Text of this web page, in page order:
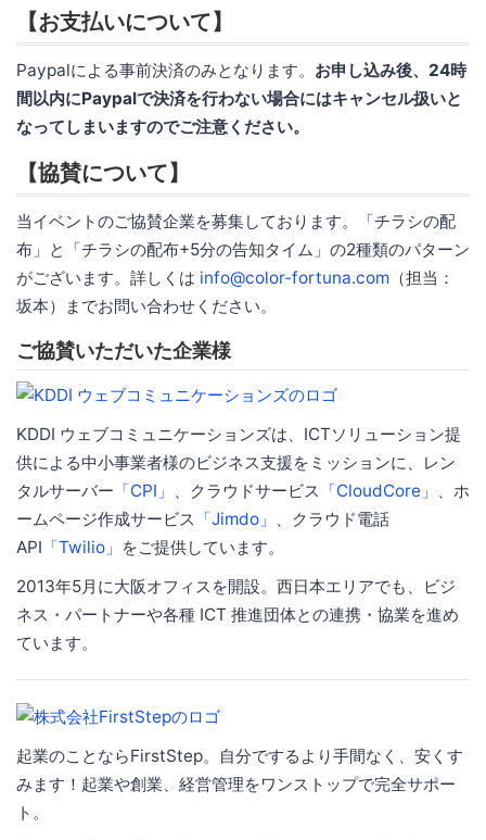
【お支払いについて】
Paypalによる事前決済のみとなります。 お申し込み後、24時
間以内にPaypalで決済を行わない場合にはキャンセル扱いと
なってしまいますのでご注意ください。
【協賛について】
当イベントのご協賛企業を募集しております。「チラシの配
布」と「チラシの配布+5分の告知タイム」の2種類のパターン
がございます。詳しくは info@color-fortuna.com （担当：
坂本）までお問い合わせください。
ご協賛いただいた企業様
KDDI ウェブコミュニケーションズは、ICTソリューション提
供による中小事業者様のビジネス支援をミッションに、レン
タルサーバー 「CPI」 、クラウドサービス 「CloudCore」 、ホ
ームページ作成サービス 「Jimdo」 、クラウド電話
API 「Twilio」 をご提供しています。
2013年5月に大阪オフィスを開設。西日本エリアでも、ビジ
ネス・パートナーや各種 ICT 推進団体との連携・協業を進め
ています。
起業のことならFirstStep。自分でするより手間なく、安くす
みます！起業や創業、経営管理をワンストップで完全サポー
ト。